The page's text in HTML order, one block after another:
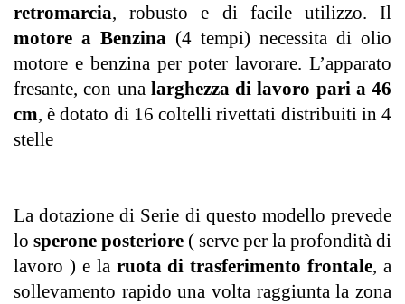
retromarcia, robusto e di facile utilizzo. Il
motore a Benzina (4 tempi) necessita di olio
motore e benzina per poter lavorare. L’apparato
fresante, con una larghezza di lavoro pari a 46
cm, è dotato di 16 coltelli rivettati distribuiti in 4
stelle
La dotazione di Serie di questo modello prevede
lo sperone posteriore ( serve per la profondità di
lavoro ) e la ruota di trasferimento frontale, a
sollevamento rapido una volta raggiunta la zona